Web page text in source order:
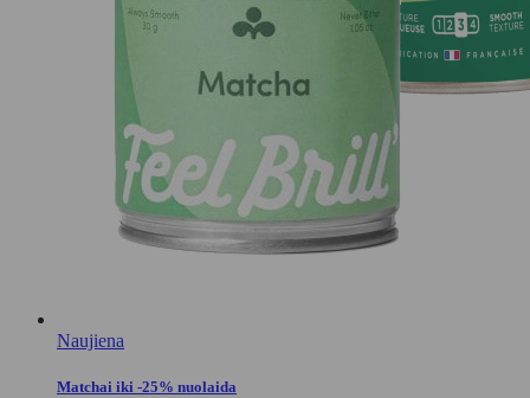
Naujiena
Matchai iki -25% nuolaida